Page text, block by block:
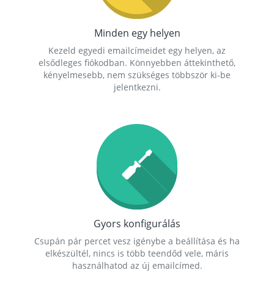
Minden egy helyen
Kezeld egyedi emailcímeidet egy helyen, az
elsődleges fiókodban. Könnyebben áttekinthető,
kényelmesebb, nem szükséges többször ki-be
jelentkezni.
Gyors konfigurálás
Csupán pár percet vesz igénybe a beállítása és ha
elkészültél, nincs is több teendőd vele, máris
használhatod az új emailcímed.